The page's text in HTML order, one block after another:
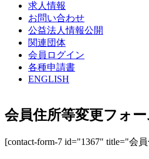
求人情報
お問い合わせ
公益法人情報公開
関連団体
会員ログイン
各種申請書
ENGLISH
会員住所等変更フォー
[contact-form-7 id="1367" title="会